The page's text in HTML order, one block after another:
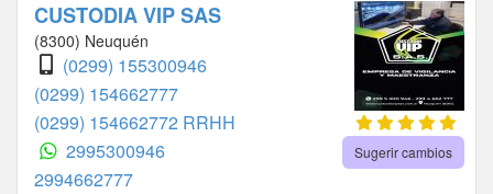
CUSTODIA VIP SAS
(8300) Neuquén
(0299) 155300946
(0299) 154662777
(0299) 154662772 RRHH
2995300946
2994662777
Sugerir cambios